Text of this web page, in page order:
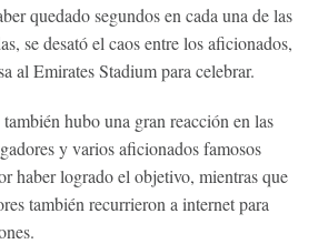
quedado segundos en cada una de las
se desató el caos entre los aficionados,
al Emirates Stadium para celebrar.
hubo una gran reacción en las
y varios aficionados famosos
haber logrado el objetivo, mientras que
también recurrieron a internet para